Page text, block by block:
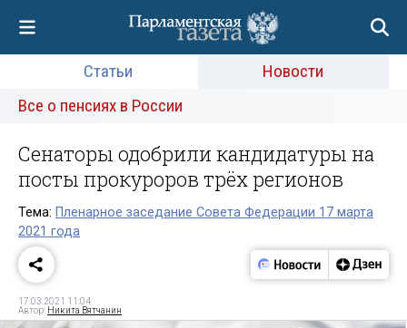
Статьи
Новости
Все о пенсиях в России
Сенаторы одобрили кандидатуры на
посты прокуроров трёх регионов
Тема: Пленарное заседание Совета Федерации 17 марта
2021 года
17.03.2021 11:04
Автор: Никита Вятчанин